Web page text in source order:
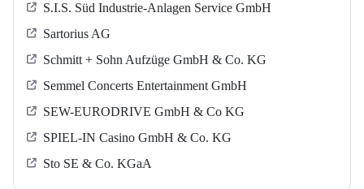
S.I.S. Süd Industrie-Anlagen Service GmbH
Sartorius AG
Schmitt + Sohn Aufzüge GmbH & Co. KG
Semmel Concerts Entertainment GmbH
SEW-EURODRIVE GmbH & Co KG
SPIEL-IN Casino GmbH & Co. KG
Sto SE & Co. KGaA